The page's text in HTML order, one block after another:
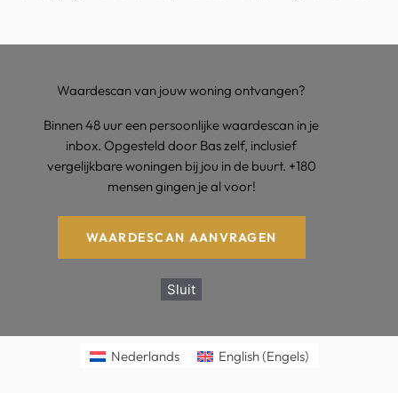
Waardescan van jouw woning ontvangen?
Binnen 48 uur een persoonlijke waardescan in je
inbox. Opgesteld door Bas zelf, inclusief
vergelijkbare woningen bij jou in de buurt. +180
mensen gingen je al voor!
WAARDESCAN AANVRAGEN
Sluit
Nederlands English(Engels)